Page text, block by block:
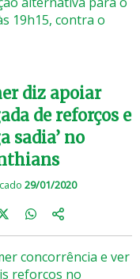
19h15, contra o
diz apoiar
de reforços e
sadia’ no
29/01/2020
concorrência e ver
reforços no